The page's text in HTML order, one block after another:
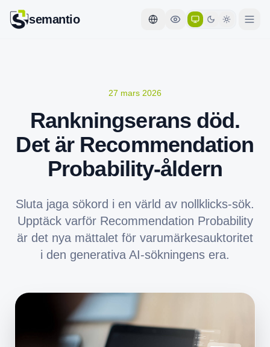
semantio
27 mars 2026
Rankningserans död.
Det är Recommendation
Probability-åldern
Sluta jaga sökord i en värld av nollklicks-sök.
Upptäck varför Recommendation Probability
är det nya mättalet för varumärkesauktoritet
i den generativa AI-sökningens era.